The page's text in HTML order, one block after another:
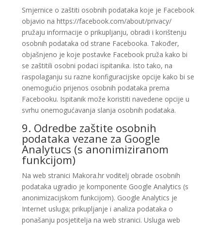
Smjernice o zaštiti osobnih podataka koje je Facebook
objavio na https://facebook.com/about/privacy/
pružaju informacije o prikupljanju, obradi i korištenju
osobnih podataka od strane Facebooka. Također,
objašnjeno je koje postavke Facebook pruža kako bi
se zaštitili osobni podaci ispitanika. Isto tako, na
raspolaganju su razne konfiguracijske opcije kako bi se
onemogućio prijenos osobnih podataka prema
Facebooku. Ispitanik može koristiti navedene opcije u
svrhu onemogućavanja slanja osobnih podataka.
9. Odredbe zaštite osobnih
podataka vezane za Google
Analytucs (s anonimiziranom
funkcijom)
Na web stranici Makora.hr voditelj obrade osobnih
podataka ugradio je komponente Google Analytics (s
anonimizacijskom funkcijom). Google Analytics je
Internet usluga; prikupljanje i analiza podataka o
ponašanju posjetitelja na web stranici. Usluga web